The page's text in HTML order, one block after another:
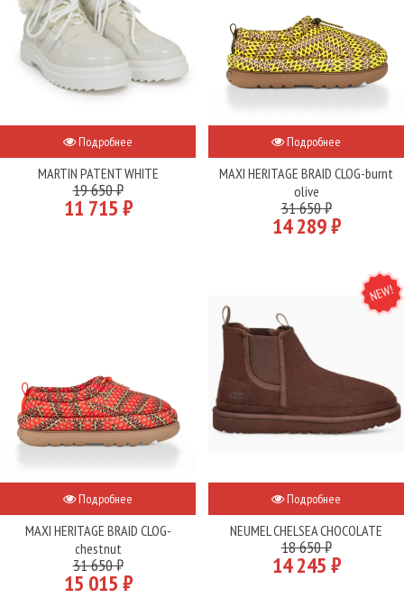
Подробнее
MARTIN PATENT WHITE
19 650 ₽
11 715 ₽
Подробнее
MAXI HERITAGE BRAID CLOG-burnt
olive
31 650 ₽
14 289 ₽
Подробнее
MAXI HERITAGE BRAID CLOG-
chestnut
31 650 ₽
15 015 ₽
NEW
Подробнее
NEUMEL CHELSEA CHOCOLATE
18 650 ₽
14 245 ₽